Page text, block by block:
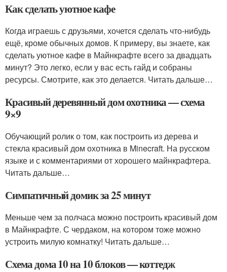
Как сделать уютное кафе
Когда играешь с друзьями, хочется сделать что-нибудь
ещё, кроме обычных домов. К примеру, вы знаете, как
сделать уютное кафе в Майнкрафте всего за двадцать
минут? Это легко, если у вас есть гайд и собраны
ресурсы. Смотрите, как это делается. Читать дальше…
Красивый деревянный дом охотника — схема
9×9
Обучающий ролик о том, как построить из дерева и
стекла красивый дом охотника в Minecraft. На русском
языке и с комментариями от хорошего майнкрафтера.
Читать дальше…
Симпатичный домик за 25 минут
Меньше чем за полчаса можно построить красивый дом
в Майнкрафте. С чердаком, на котором тоже можно
устроить милую комнатку! Читать дальше…
Схема дома 10 на 10 блоков — коттедж